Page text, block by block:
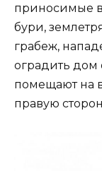
приносимые
бури,
грабеж,
оградить дом
помещают на
правую